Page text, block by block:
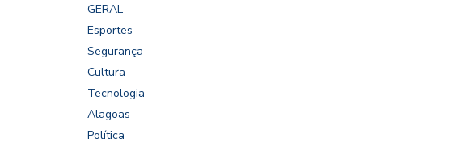
GERAL
Esportes
Segurança
Cultura
Tecnologia
Alagoas
Política